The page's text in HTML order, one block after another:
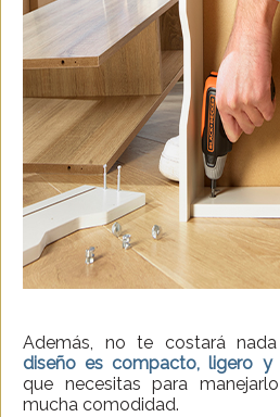
Además, no te costará
diseño es compacto, ligero y
que necesitas para
mucha comodidad.